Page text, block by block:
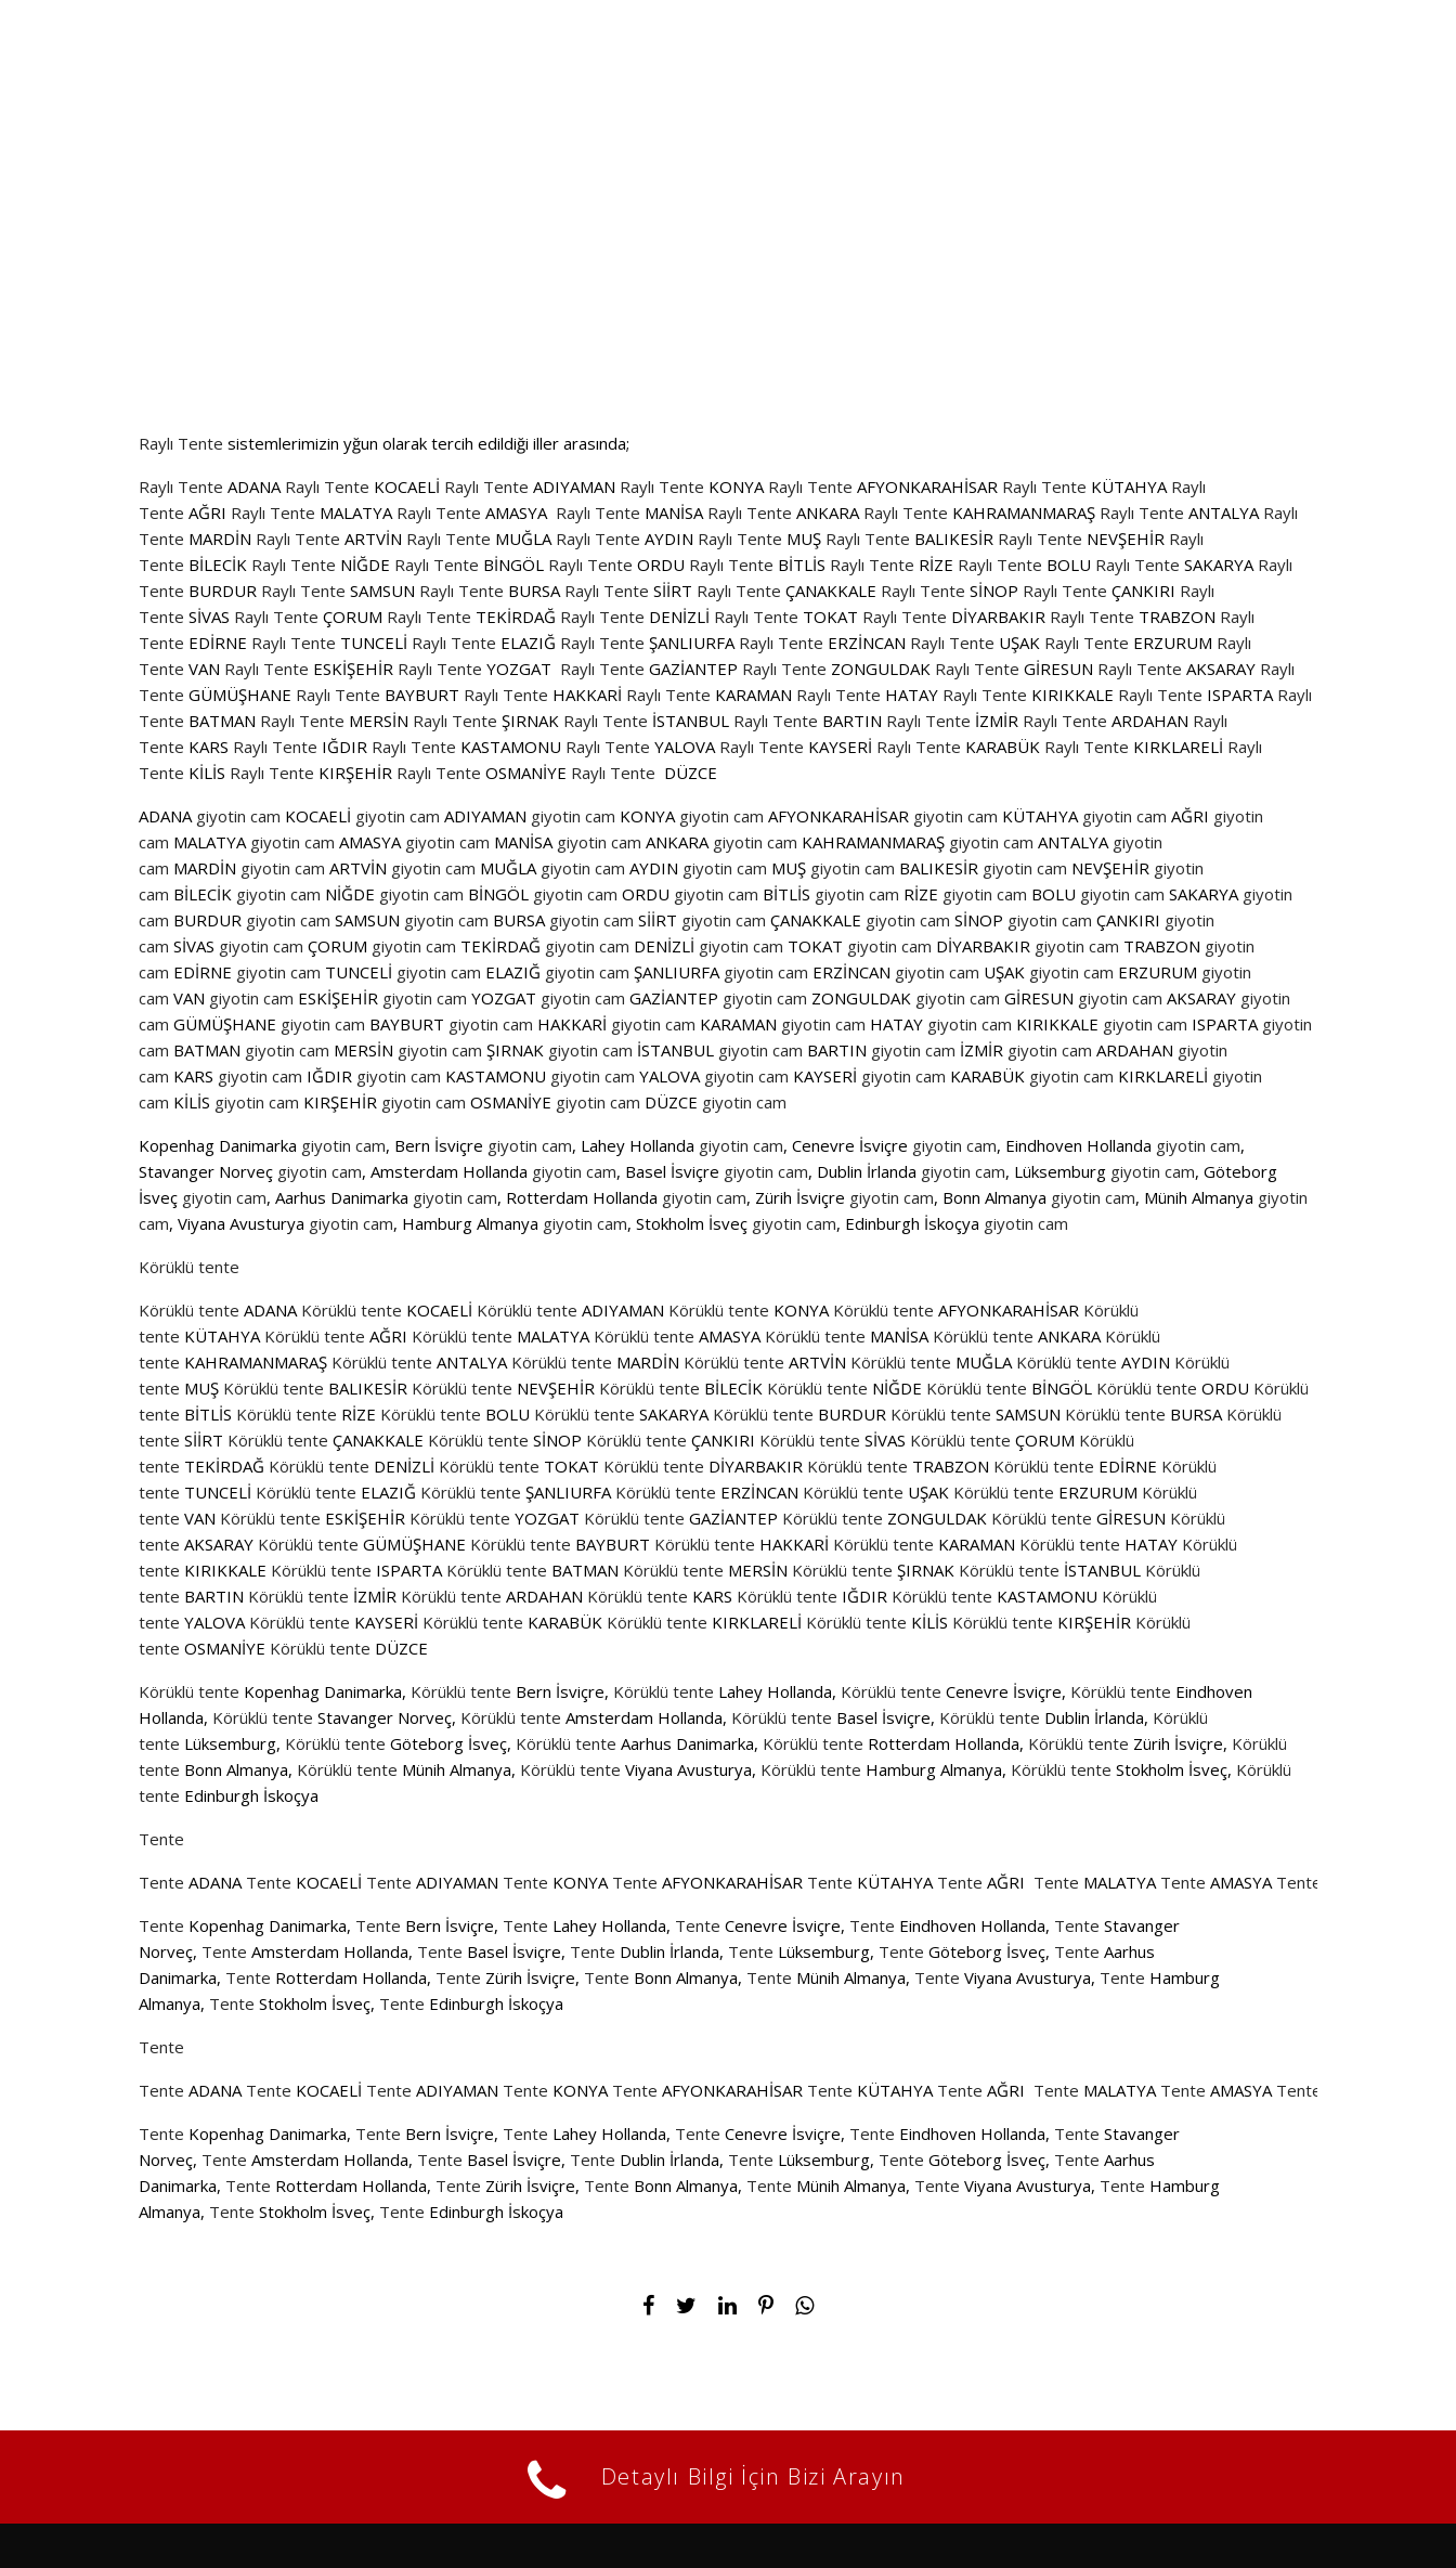
Raylı Tente sistemlerimizin yğun olarak tercih edildiği iller arasında;
Raylı Tente ADANA Raylı Tente KOCAELİ Raylı Tente ADIYAMAN Raylı Tente KONYA Raylı Tente AFYONKARAHİSAR Raylı Tente KÜTAHYA Raylı
Tente AĞRI Raylı Tente MALATYA Raylı Tente AMASYA Raylı Tente MANİSA Raylı Tente ANKARA Raylı Tente KAHRAMANMARAŞ Raylı Tente ANTALYA Raylı
Tente MARDİN Raylı Tente ARTVİN Raylı Tente MUĞLA Raylı Tente AYDIN Raylı Tente MUŞ Raylı Tente BALIKESİR Raylı Tente NEVŞEHİR Raylı
Tente BİLECİK Raylı Tente NİĞDE Raylı Tente BİNGÖL Raylı Tente ORDU Raylı Tente BİTLİS Raylı Tente RİZE Raylı Tente BOLU Raylı Tente SAKARYA Raylı
Tente BURDUR Raylı Tente SAMSUN Raylı Tente BURSA Raylı Tente SİİRT Raylı Tente ÇANAKKALE Raylı Tente SİNOP Raylı Tente ÇANKIRI Raylı
Tente SİVAS Raylı Tente ÇORUM Raylı Tente TEKİRDAĞ Raylı Tente DENİZLİ Raylı Tente TOKAT Raylı Tente DİYARBAKIR Raylı Tente TRABZON Raylı
Tente EDİRNE Raylı Tente TUNCELİ Raylı Tente ELAZIĞ Raylı Tente ŞANLIURFA Raylı Tente ERZİNCAN Raylı Tente UŞAK Raylı Tente ERZURUM Raylı
Tente VAN Raylı Tente ESKİŞEHİR Raylı Tente YOZGAT Raylı Tente GAZİANTEP Raylı Tente ZONGULDAK Raylı Tente GİRESUN Raylı Tente AKSARAY Raylı
Tente GÜMÜŞHANE Raylı Tente BAYBURT Raylı Tente HAKKARİ Raylı Tente KARAMAN Raylı Tente HATAY Raylı Tente KIRIKKALE Raylı Tente ISPARTA Raylı
Tente BATMAN Raylı Tente MERSİN Raylı Tente ŞIRNAK Raylı Tente İSTANBUL Raylı Tente BARTIN Raylı Tente İZMİR Raylı Tente ARDAHAN Raylı
Tente KARS Raylı Tente IĞDIR Raylı Tente KASTAMONU Raylı Tente YALOVA Raylı Tente KAYSERİ Raylı Tente KARABÜK Raylı Tente KIRKLARELİ Raylı
Tente KİLİS Raylı Tente KIRŞEHİR Raylı Tente OSMANİYE Raylı Tente DÜZCE
ADANA giyotin cam KOCAELİ giyotin cam ADIYAMAN giyotin cam KONYA giyotin cam AFYONKARAHİSAR giyotin cam KÜTAHYA giyotin cam AĞRI giyotin
cam MALATYA giyotin cam AMASYA giyotin cam MANİSA giyotin cam ANKARA giyotin cam KAHRAMANMARAŞ giyotin cam ANTALYA giyotin
cam MARDİN giyotin cam ARTVİN giyotin cam MUĞLA giyotin cam AYDIN giyotin cam MUŞ giyotin cam BALIKESİR giyotin cam NEVŞEHİR giyotin
cam BİLECİK giyotin cam NİĞDE giyotin cam BİNGÖL giyotin cam ORDU giyotin cam BİTLİS giyotin cam RİZE giyotin cam BOLU giyotin cam SAKARYA giyotin
cam BURDUR giyotin cam SAMSUN giyotin cam BURSA giyotin cam SİİRT giyotin cam ÇANAKKALE giyotin cam SİNOP giyotin cam ÇANKIRI giyotin
cam SİVAS giyotin cam ÇORUM giyotin cam TEKİRDAĞ giyotin cam DENİZLİ giyotin cam TOKAT giyotin cam DİYARBAKIR giyotin cam TRABZON giyotin
cam EDİRNE giyotin cam TUNCELİ giyotin cam ELAZIĞ giyotin cam ŞANLIURFA giyotin cam ERZİNCAN giyotin cam UŞAK giyotin cam ERZURUM giyotin
cam VAN giyotin cam ESKİŞEHİR giyotin cam YOZGAT giyotin cam GAZİANTEP giyotin cam ZONGULDAK giyotin cam GİRESUN giyotin cam AKSARAY giyotin
cam GÜMÜŞHANE giyotin cam BAYBURT giyotin cam HAKKARİ giyotin cam KARAMAN giyotin cam HATAY giyotin cam KIRIKKALE giyotin cam ISPARTA giyotin
cam BATMAN giyotin cam MERSİN giyotin cam ŞIRNAK giyotin cam İSTANBUL giyotin cam BARTIN giyotin cam İZMİR giyotin cam ARDAHAN giyotin
cam KARS giyotin cam IĞDIR giyotin cam KASTAMONU giyotin cam YALOVA giyotin cam KAYSERİ giyotin cam KARABÜK giyotin cam KIRKLARELİ giyotin
cam KİLİS giyotin cam KIRŞEHİR giyotin cam OSMANİYE giyotin cam DÜZCE giyotin cam
Kopenhag Danimarka giyotin cam, Bern İsviçre giyotin cam, Lahey Hollanda giyotin cam, Cenevre İsviçre giyotin cam, Eindhoven Hollanda giyotin cam,
Stavanger Norveç giyotin cam, Amsterdam Hollanda giyotin cam, Basel İsviçre giyotin cam, Dublin İrlanda giyotin cam, Lüksemburg giyotin cam, Göteborg
İsveç giyotin cam, Aarhus Danimarka giyotin cam, Rotterdam Hollanda giyotin cam, Zürih İsviçre giyotin cam, Bonn Almanya giyotin cam, Münih Almanya giyotin
cam, Viyana Avusturya giyotin cam, Hamburg Almanya giyotin cam, Stokholm İsveç giyotin cam, Edinburgh İskoçya giyotin cam
Körüklü tente
Körüklü tente ADANA Körüklü tente KOCAELİ Körüklü tente ADIYAMAN Körüklü tente KONYA Körüklü tente AFYONKARAHİSAR Körüklü
tente KÜTAHYA Körüklü tente AĞRI Körüklü tente MALATYA Körüklü tente AMASYA Körüklü tente MANİSA Körüklü tente ANKARA Körüklü
tente KAHRAMANMARAŞ Körüklü tente ANTALYA Körüklü tente MARDİN Körüklü tente ARTVİN Körüklü tente MUĞLA Körüklü tente AYDIN Körüklü
tente MUŞ Körüklü tente BALIKESİR Körüklü tente NEVŞEHİR Körüklü tente BİLECİK Körüklü tente NİĞDE Körüklü tente BİNGÖL Körüklü tente ORDU Körüklü
tente BİTLİS Körüklü tente RİZE Körüklü tente BOLU Körüklü tente SAKARYA Körüklü tente BURDUR Körüklü tente SAMSUN Körüklü tente BURSA Körüklü
tente SİİRT Körüklü tente ÇANAKKALE Körüklü tente SİNOP Körüklü tente ÇANKIRI Körüklü tente SİVAS Körüklü tente ÇORUM Körüklü
tente TEKİRDAĞ Körüklü tente DENİZLİ Körüklü tente TOKAT Körüklü tente DİYARBAKIR Körüklü tente TRABZON Körüklü tente EDİRNE Körüklü
tente TUNCELİ Körüklü tente ELAZIĞ Körüklü tente ŞANLIURFA Körüklü tente ERZİNCAN Körüklü tente UŞAK Körüklü tente ERZURUM Körüklü
tente VAN Körüklü tente ESKİŞEHİR Körüklü tente YOZGAT Körüklü tente GAZİANTEP Körüklü tente ZONGULDAK Körüklü tente GİRESUN Körüklü
tente AKSARAY Körüklü tente GÜMÜŞHANE Körüklü tente BAYBURT Körüklü tente HAKKARİ Körüklü tente KARAMAN Körüklü tente HATAY Körüklü
tente KIRIKKALE Körüklü tente ISPARTA Körüklü tente BATMAN Körüklü tente MERSİN Körüklü tente ŞIRNAK Körüklü tente İSTANBUL Körüklü
tente BARTIN Körüklü tente İZMİR Körüklü tente ARDAHAN Körüklü tente KARS Körüklü tente IĞDIR Körüklü tente KASTAMONU Körüklü
tente YALOVA Körüklü tente KAYSERİ Körüklü tente KARABÜK Körüklü tente KIRKLARELİ Körüklü tente KİLİS Körüklü tente KIRŞEHİR Körüklü
tente OSMANİYE Körüklü tente DÜZCE
Körüklü tente Kopenhag Danimarka, Körüklü tente Bern İsviçre, Körüklü tente Lahey Hollanda, Körüklü tente Cenevre İsviçre, Körüklü tente Eindhoven
Hollanda, Körüklü tente Stavanger Norveç, Körüklü tente Amsterdam Hollanda, Körüklü tente Basel İsviçre, Körüklü tente Dublin İrlanda, Körüklü
tente Lüksemburg, Körüklü tente Göteborg İsveç, Körüklü tente Aarhus Danimarka, Körüklü tente Rotterdam Hollanda, Körüklü tente Zürih İsviçre, Körüklü
tente Bonn Almanya, Körüklü tente Münih Almanya, Körüklü tente Viyana Avusturya, Körüklü tente Hamburg Almanya, Körüklü tente Stokholm İsveç, Körüklü
tente Edinburgh İskoçya
Tente
Tente ADANA Tente KOCAELİ Tente ADIYAMAN Tente KONYA Tente AFYONKARAHİSAR Tente KÜTAHYA Tente AĞRI Tente MALATYA Tente AMASYA Tente
Tente Kopenhag Danimarka, Tente Bern İsviçre, Tente Lahey Hollanda, Tente Cenevre İsviçre, Tente Eindhoven Hollanda, Tente Stavanger
Norveç, Tente Amsterdam Hollanda, Tente Basel İsviçre, Tente Dublin İrlanda, Tente Lüksemburg, Tente Göteborg İsveç, Tente Aarhus
Danimarka, Tente Rotterdam Hollanda, Tente Zürih İsviçre, Tente Bonn Almanya, Tente Münih Almanya, Tente Viyana Avusturya, Tente Hamburg
Almanya, Tente Stokholm İsveç, Tente Edinburgh İskoçya
Tente
Tente ADANA Tente KOCAELİ Tente ADIYAMAN Tente KONYA Tente AFYONKARAHİSAR Tente KÜTAHYA Tente AĞRI Tente MALATYA Tente AMASYA Tente
Tente Kopenhag Danimarka, Tente Bern İsviçre, Tente Lahey Hollanda, Tente Cenevre İsviçre, Tente Eindhoven Hollanda, Tente Stavanger
Norveç, Tente Amsterdam Hollanda, Tente Basel İsviçre, Tente Dublin İrlanda, Tente Lüksemburg, Tente Göteborg İsveç, Tente Aarhus
Danimarka, Tente Rotterdam Hollanda, Tente Zürih İsviçre, Tente Bonn Almanya, Tente Münih Almanya, Tente Viyana Avusturya, Tente Hamburg
Almanya, Tente Stokholm İsveç, Tente Edinburgh İskoçya
Detaylı Bilgi İçin Bizi Arayın